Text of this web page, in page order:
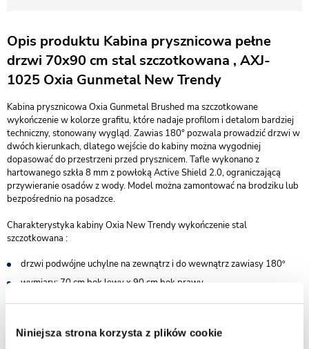
Niniejsza strona korzysta z plików cookie
Opis produktu Kabina prysznicowa pełne
drzwi 70x90 cm stal szczotkowana , AXJ-
1025 Oxia Gunmetal New Trendy
Kabina prysznicowa Oxia Gunmetal Brushed ma szczotkowane
wykończenie w kolorze grafitu, które nadaje profilom i detalom bardziej
techniczny, stonowany wygląd. Zawias 180° pozwala prowadzić drzwi w
dwóch kierunkach, dlatego wejście do kabiny można wygodniej
dopasować do przestrzeni przed prysznicem. Tafle wykonano z
hartowanego szkła 8 mm z powłoką Active Shield 2.0, ograniczającą
przywieranie osadów z wody. Model można zamontować na brodziku lub
bezpośrednio na posadzce.
Charakterystyka kabiny Oxia New Trendy wykończenie stal
szczotkowana :
drzwi podwójne uchylne na zewnątrz i do wewnątrz zawiasy 180º
wymiary: 70 cm bok lewy x 90 cm bok prawy
wysokość 200 cm
posadzce